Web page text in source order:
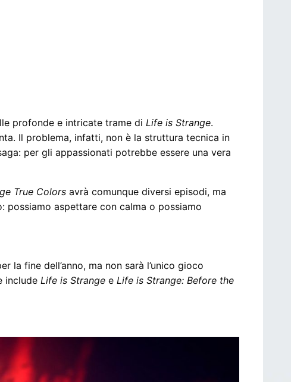
profonde e intricate trame di Life is Strange.
Il problema, infatti, non è la struttura tecnica in
per gli appassionati potrebbe essere una vera
True Colors avrà comunque diversi episodi, ma
aspettare con calma o possiamo
la fine dell’anno, ma non sarà l’unico gioco
include Life is Strange e Life is Strange: Before the